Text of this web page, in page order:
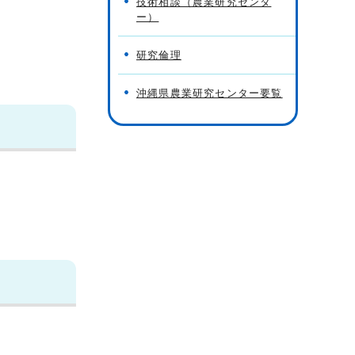
ー）
研究倫理
沖縄県農業研究センター要覧